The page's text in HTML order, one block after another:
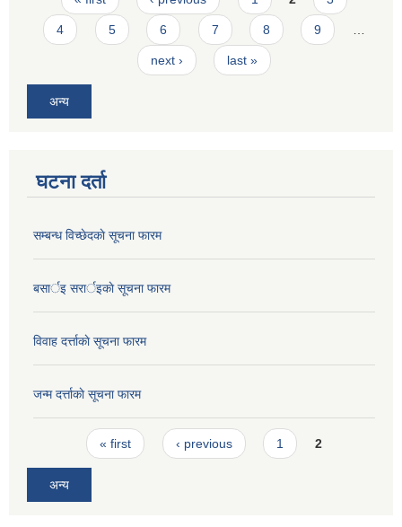
4 5 6 7 8 9
next › last »
अन्य
घटना दर्ता
सम्बन्ध विच्छेदकाे सूचना फारम
बसार्इ सरार्इकाे सूचना फारम
विवाह दर्त्ताकाे सूचना फारम
जन्म दर्त्ताकाे सूचना फारम
Pages« first ‹ previous 1 2
अन्य